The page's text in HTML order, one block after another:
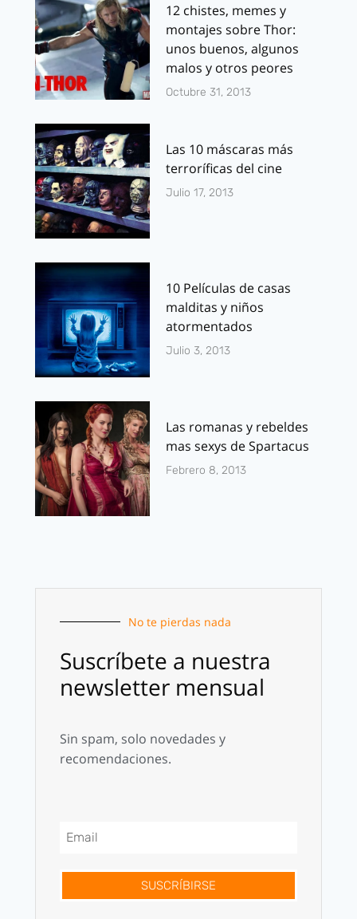
12 chistes, memes y
montajes sobre Thor:
unos buenos, algunos
malos y otros peores
Octubre 31, 2013
Las 10 máscaras más
terroríficas del cine
Julio 17, 2013
10 Películas de casas
malditas y niños
atormentados
Julio 3, 2013
Las romanas y rebeldes
mas sexys de Spartacus
Febrero 8, 2013
No te pierdas nada
Suscríbete a nuestra
newsletter mensual
Sin spam, solo novedades y
recomendaciones.
SUSCRÍBIRSE